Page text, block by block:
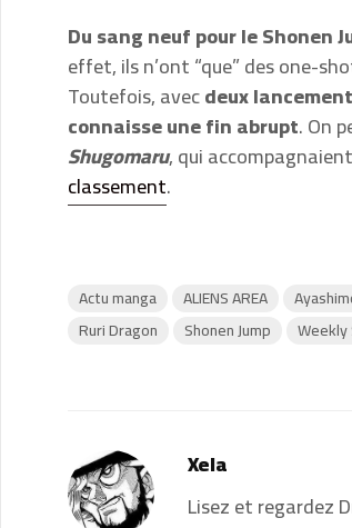
Du sang neuf pour le Shonen
effet, ils n’ont “que” des one-
Toutefois, avecdeux
connaisse une fin abrupt. On
Shugomaru, qui accompagnaient
classement.
Actu manga ALIENS AREA
Ruri Dragon
Shonen Jump Weekly
Xela
Lisez et regardez